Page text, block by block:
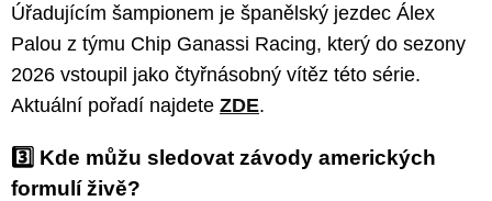
Úřadujícím šampionem je španělský jezdec Álex
Palou z týmu Chip Ganassi Racing, který do sezony
2026 vstoupil jako čtyřnásobný vítěz této série.
Aktuální pořadí najdete ZDE.
3️⃣ Kde můžu sledovat závody amerických
formulí živě?